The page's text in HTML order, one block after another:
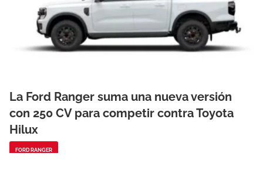
La Ford Ranger suma una nueva versión
con 250 CV para competir contra Toyota
Hilux
FORD RANGER